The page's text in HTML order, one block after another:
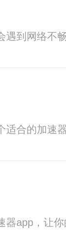
到网络
合的加速
app，让你